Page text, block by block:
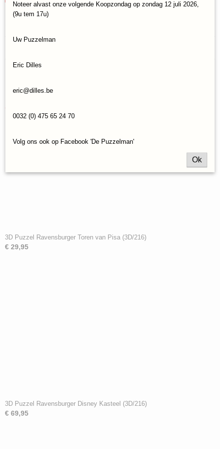
Productcode
EAN code
3D Puzzel Ravensburger Toren van Pisa (3D/216)
€ 29,95
3D Puzzel Ravensburger Disney Kasteel (3D/216)
€ 69,95
Noteer alvast onze volgende Koopzondag op zondag 12 juli 2026,
(9u tem 17u)
Uw Puzzelman
Eric Dilles
eric@dilles.be
0032 (0) 475 65 24 70
Volg ons ook op Facebook 'De Puzzelman'
Ok